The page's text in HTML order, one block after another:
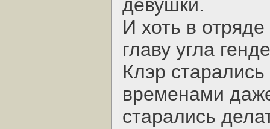
девушки.
И хоть в
главу угла
Клэр
временами
старались